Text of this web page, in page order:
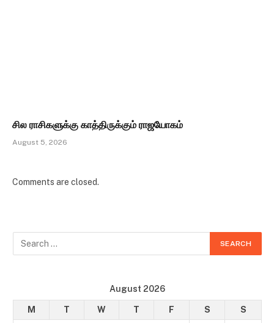
சில ராசிகளுக்கு காத்திருக்கும் ராஜயோகம்
August 5, 2026
Comments are closed.
August 2026
M T W T F S
S